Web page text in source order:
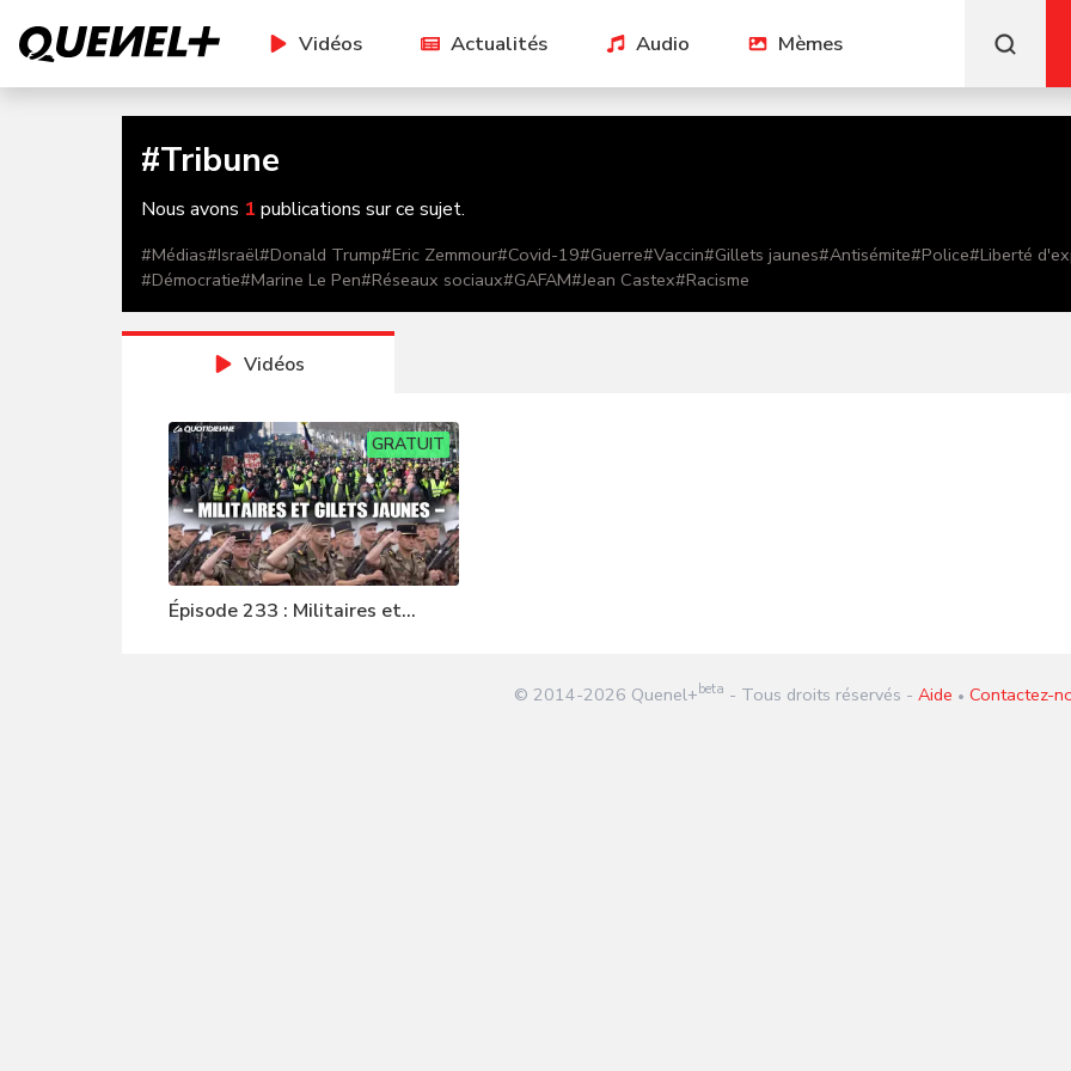
Vidéos Actualités Audio Mèmes
#Tribune
Nous avons 1 publications sur ce sujet.
#Médias#Israël#Donald Trump#Eric Zemmour#Covid-19#Guerre#Vaccin#Gillets jaunes#Antisémite#Police#Liberté
#Démocratie#Marine Le Pen#Réseaux sociaux#GAFAM#Jean Castex#Racisme
Vidéos
GRATUIT
Épisode 233 : Militaires et
© 2014-2026 Quenel+beta - Tous droits réservés - Aide • Contactez-